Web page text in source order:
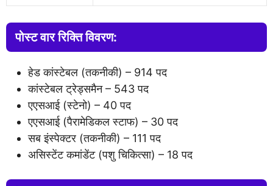
पोस्ट वार रिक्ति विवरण:
हेड कांस्टेबल (तकनीकी) – 914 पद
कांस्टेबल ट्रेड्समैन – 543 पद
एएसआई (स्टेनो) – 40 पद
एएसआई (पैरामेडिकल स्टाफ) – 30 पद
सब इंस्पेक्टर (तकनीकी) – 111 पद
असिस्टेंट कमांडेंट (पशु चिकित्सा) – 18 पद